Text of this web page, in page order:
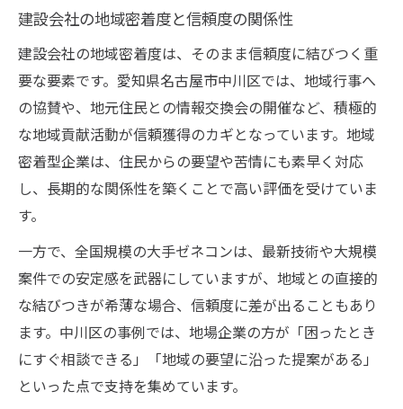
建設会社の地域密着度と信頼度の関係性
建設会社の地域密着度は、そのまま信頼度に結びつく重
要な要素です。愛知県名古屋市中川区では、地域行事へ
の協賛や、地元住民との情報交換会の開催など、積極的
な地域貢献活動が信頼獲得のカギとなっています。地域
密着型企業は、住民からの要望や苦情にも素早く対応
し、長期的な関係性を築くことで高い評価を受けていま
す。
一方で、全国規模の大手ゼネコンは、最新技術や大規模
案件での安定感を武器にしていますが、地域との直接的
な結びつきが希薄な場合、信頼度に差が出ることもあり
ます。中川区の事例では、地場企業の方が「困ったとき
にすぐ相談できる」「地域の要望に沿った提案がある」
といった点で支持を集めています。